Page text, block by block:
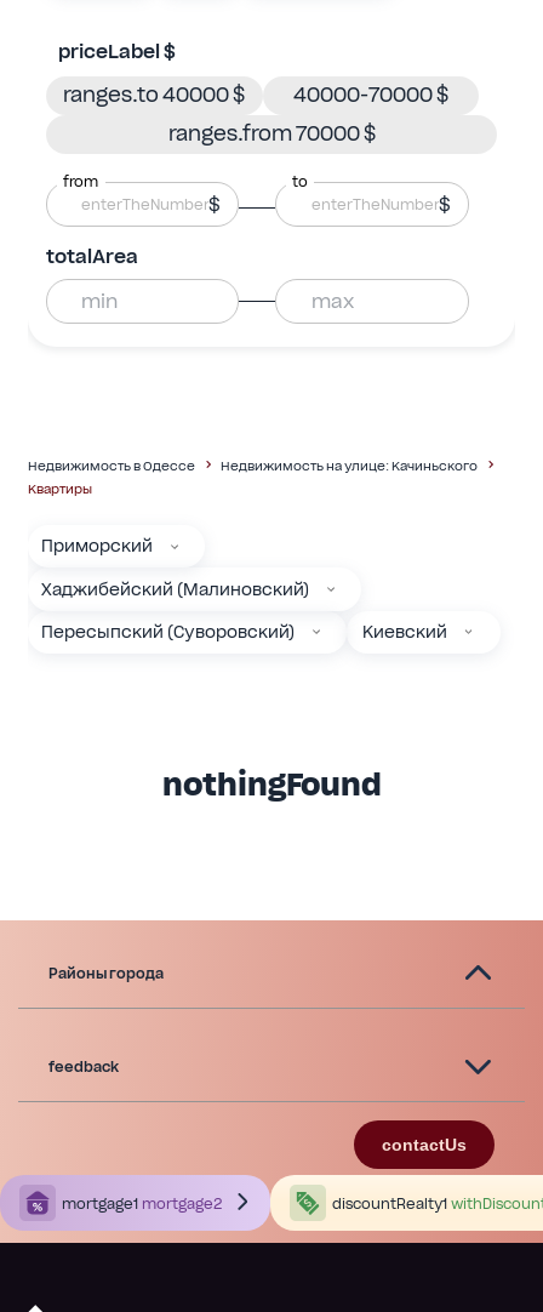
priceLabel $
ranges.to 40000 $
40000-70000 $
ranges.from 70000 $
from
$
to
$
totalArea
Недвижимость в Одессе
Недвижимость на улице: Качиньского
Квартиры
Приморский
Хаджибейский (Малиновский)
Пересыпский (Суворовский) Киевский
nothingFound
Районы города
feedback
contactUs
mortgage1 mortgage2 discountRealty1